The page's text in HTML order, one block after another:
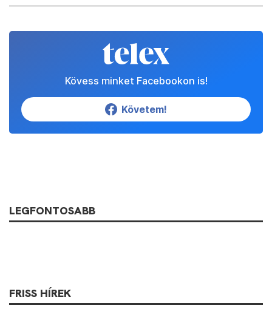
Kövess minket Facebookon is!
Követem!
LEGFONTOSABB
FRISS HÍREK